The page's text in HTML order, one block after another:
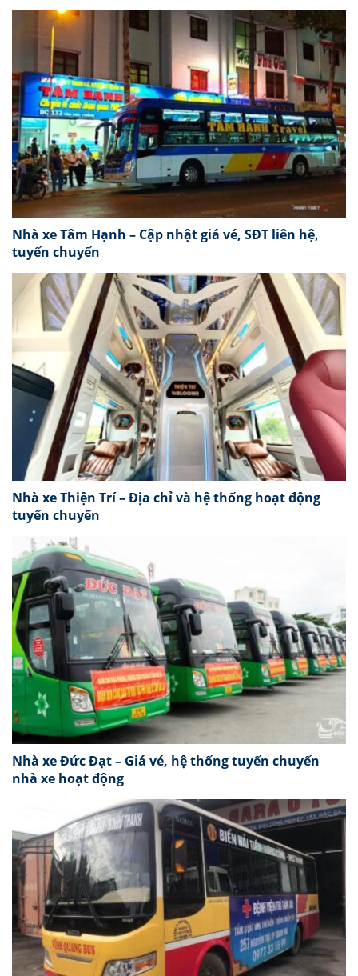
Nhà xe Tâm Hạnh – Cập nhật giá vé, SĐT liên hệ,
tuyến chuyến
Nhà xe Thiện Trí – Địa chỉ và hệ thống hoạt động
tuyến chuyến
Nhà xe Đức Đạt – Giá vé, hệ thống tuyến chuyến
nhà xe hoạt động